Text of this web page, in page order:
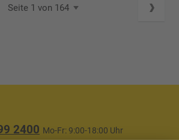
Seite 1 von 164
2400 Mo-Fr: 9:00-18:00 Uhr